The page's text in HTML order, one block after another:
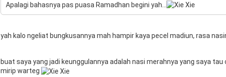
Apalagi bahasnya pas puasa Ramadhan begini yah...
yah kalo ngeliat bungkusannya mah hampir kaya pecel madiun, rasa
buat saya yang jadi keunggulannya adalah nasi merahnya yang saya
mirip warteg